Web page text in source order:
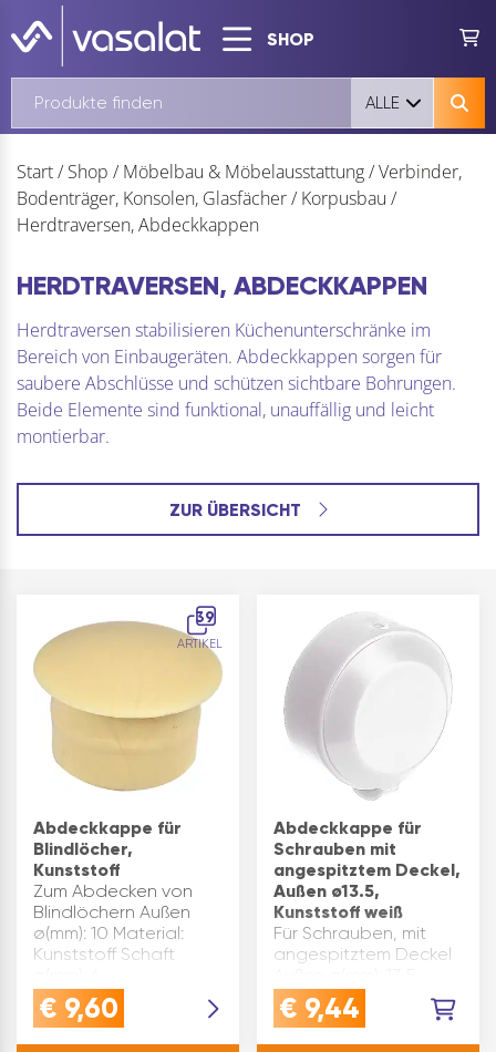
SHOP
ALLE
Start/ Shop / Möbelbau & Möbelausstattung/Verbinder,
Bodenträger, Konsolen, Glasfächer/ Korpusbau /
Herdtraversen, Abdeckkappen
HERDTRAVERSEN, ABDECKKAPPEN
Herdtraversen stabilisieren Küchenunterschränke im
Bereich von Einbaugeräten. Abdeckkappen sorgen für
saubere Abschlüsse und schützen sichtbare Bohrungen.
Beide Elemente sind funktional, unauffällig und leicht
montierbar.
ZUR ÜBERSICHT
39
ARTIKEL
Abdeckkappe für
Blindlöcher,
Kunststoff
Zum Abdecken von
Blindlöchern Außen
ø(mm): 10 Material:
Kunststoff Schaft
Schaftlänge(mm): 5,4
Oberfläche: Ahorn
€ 9,60
Abdeckkappe für
Schrauben mit
angespitztem Deckel,
Außen ø13.5,
Kunststoff weiß
Für Schrauben, mit
angespitztem Deckel
Material: Kunststoff
Oberfläche: weiß
€ 9,44